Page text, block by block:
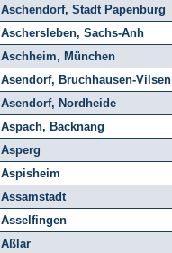
Aschendorf, Stadt Papenburg
Aschersleben, Sachs-Anh
Aschheim, München
Asendorf, Bruchhausen-Vilsen
Asendorf, Nordheide
Aspach, Backnang
Asperg
Aspisheim
Assamstadt
Asselfingen
Aßlar